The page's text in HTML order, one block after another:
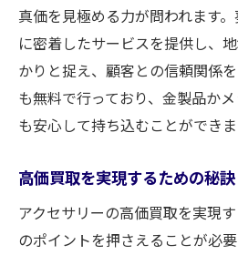
真価を見極める力が問われます
に密着したサービスを提供し、
かりと捉え、顧客との信頼関係
も無料で行っており、金製品か
も安心して持ち込むことができま
高価買取を実現するための秘訣
アクセサリーの高価買取を実現
のポイントを押さえることが必